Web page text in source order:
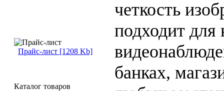
Прайс-лист [1208 Kb]
Каталог товаров
четкость
подходит для
банках,